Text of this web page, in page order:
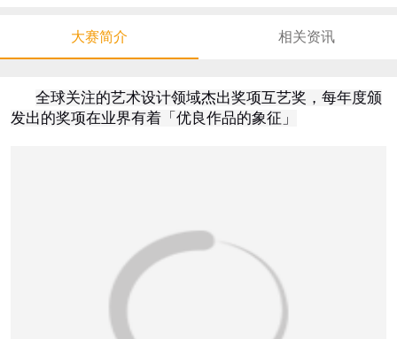
恭喜159****4201用户作品已成功备案！
恭喜133****6466用户作品已成功备案！
恭喜131****1475用户作品已成功备案！
大赛简介 相关资讯
全球关注的艺术设计领域杰出奖项互艺奖，每年度颁
发出的奖项在业界有着「优良作品的象征」